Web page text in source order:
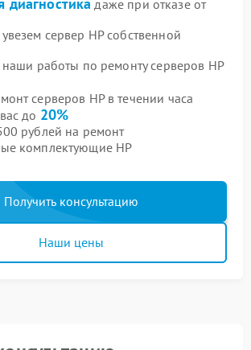
даже при отказе от
сервер HP собственной
наши работы по ремонту серверов HP
серверов HP в течении часа
до 20%
рублей на ремонт
комплектующие HP
Получить консультацию
Наши цены